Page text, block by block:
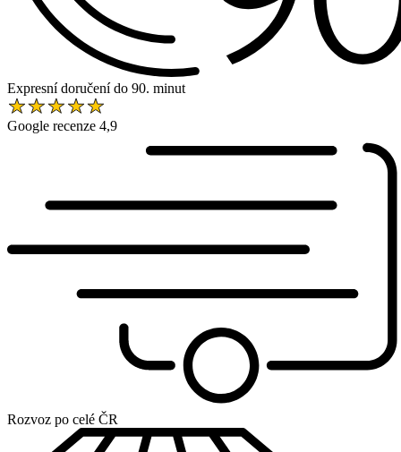
Expresní doručení do 90. minut
Google recenze 4,9
Rozvoz po celé ČR